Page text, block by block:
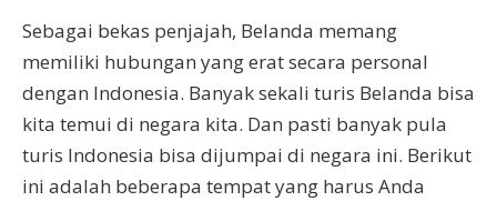
Sebagai bekas penjajah, Belanda memang
memiliki hubungan yang erat secara personal
dengan Indonesia. Banyak sekali turis Belanda bisa
kita temui di negara kita. Dan pasti banyak pula
turis Indonesia bisa dijumpai di negara ini. Berikut
ini adalah beberapa tempat yang harus Anda